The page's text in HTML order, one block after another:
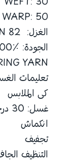
WARP: 50
الغزل: 82 YARN
YARN
تعليمات
كى الملابس
غسل: 30 درجة
انكماش
تجفيف
التنظيف